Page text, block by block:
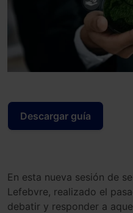
Descargar guía
En esta nueva sesión de
Lefebvre, realizado el
debatir y responder a